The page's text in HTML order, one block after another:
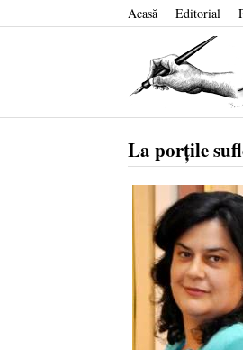
Acasă Editorial
La porțile